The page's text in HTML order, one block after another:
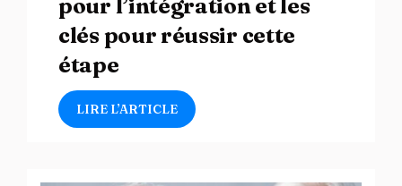
pour l’intégration et les
clés pour réussir cette
étape
LIRE L’ARTICLE